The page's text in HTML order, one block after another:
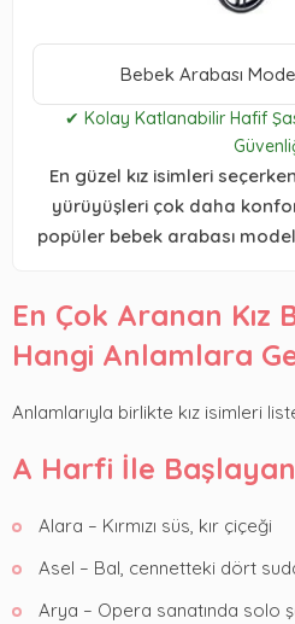
Bebek Arabası
✔ Kolay Katlanabilir Hafif
En güzel kız isimleri
yürüyüşleri çok daha
popüler bebek arabası
En Çok Aranan Kız
Hangi Anlamlara
Anlamlarıyla birlikte kız isimleri
A Harfi İle
Alara – Kırmızı süs, kır çiçeği
Asel – Bal, cennetteki dört
Arya – Opera sanatında solo